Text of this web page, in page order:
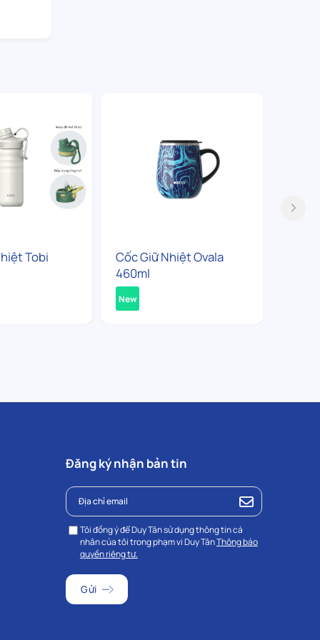
Tobi
Cốc Giữ Nhiệt Ovala
460ml
New
Đăng ký nhận bản tin
Tôi đồng ý để Duy Tân sử dụng thông tin cá
nhân của tôi trong phạm vi Duy TânThông báo
quyền riêng tư.